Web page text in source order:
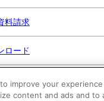
料請求
ロード
ミュレーション
improve your
content and ads and to